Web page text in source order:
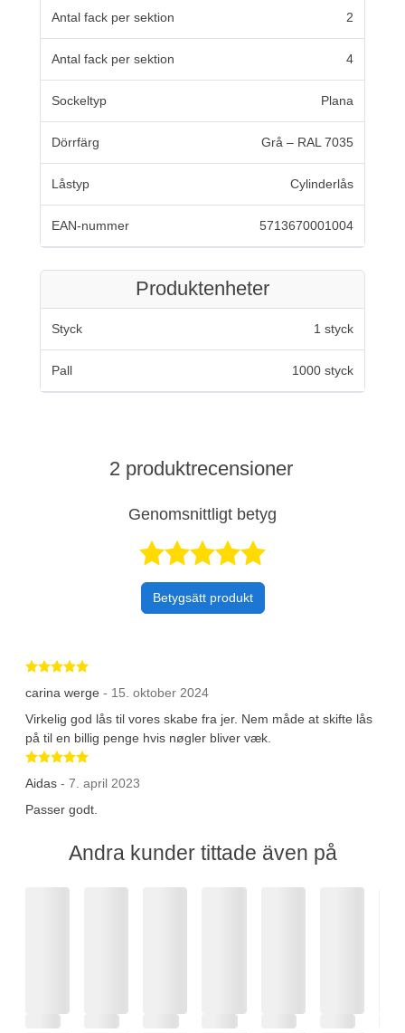
Antal fack per sektion 2
Antal fack per sektion 4
Sockeltyp Plana
Dörrfärg Grå – RAL 7035
Låstyp Cylinderlås
EAN-nummer 5713670001004
Produktenheter
Styck 1 styck
Pall 1000 styck
2 produktrecensioner
Genomsnittligt betyg
Betygsatt 5 av
Betygsätt produkt
Betygsatt 5 av 5 stjärnor
carina werge - 15. oktober 2024
Virkelig god lås til vores skabe fra jer. Nem måde at skifte lås
på til en billig penge hvis nøgler bliver væk.
Betygsatt 5 av 5 stjärnor
Aidas - 7. april 2023
Passer godt.
Andra kunder tittade även på